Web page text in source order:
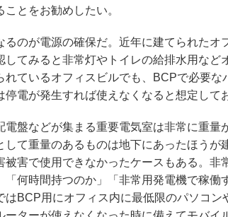
とをお勧めしたい。
るのが電源の確保だ。近年に建てられた
してみると非常灯やトイレの給排水用な
れているオフィスビルでも、BCPで必要
電が発生すれば使えなくなると想定して
電盤などが集まる重要電気室は非常に重
して重量のあるものは地下にあったほう
被害で使用できなかったケースもある。
「何時間持つのか」「非常用発電機で稼
はBCP用にオフィス内に最低限のパソコ